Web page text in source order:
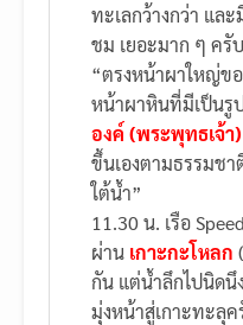
ทะเลกว้างกว่า แล
ชม เยอะมาก ๆ ครั
“ตรงหน้าผาใหญ่ข
หน้าผาหินที่มีเป็นรู
องค์ (พระพุทธเจ้า)
ขึ้นเองตามธรรมช
ใต้น้ำ”
11.30 น. เรือ
ผ่าน เกาะกะโหลก
กัน แต่น้ำลึกไปนิดนึ
มุ่งหน้าสู่เกาะทะลุ